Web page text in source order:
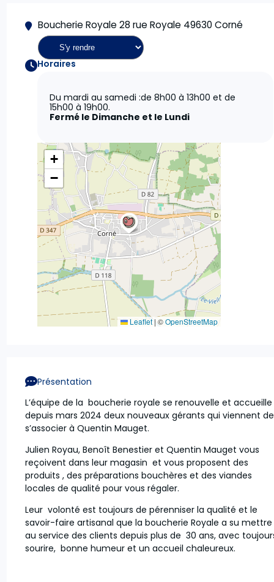
Boucherie Royale 28 rue Royale 49630 Corné
Horaires
Du mardi au samedi :de 8h00 à 13h00 et de
15h00 à 19h00.
Fermé le Dimanche et le Lundi
+
−
Leaflet | ©OpenStreetMap
Présentation
L’équipe de la boucherie royale se renouvelle et accueille
depuis mars 2024 deux nouveaux gérants qui viennent de
s’associer à Quentin Mauget.
Julien Royau, Benoît Benestier et Quentin Mauget vous
reçoivent dans leur magasin et vous proposent des
produits , des préparations bouchères et des viandes
locales de qualité pour vous régaler.
Leur volonté est toujours de pérenniser la qualité et le
savoir-faire artisanal que la boucherie Royale a su mettre
au service des clients depuis plus de 30 ans, avec
sourire, bonne humeur et un accueil chaleureux.